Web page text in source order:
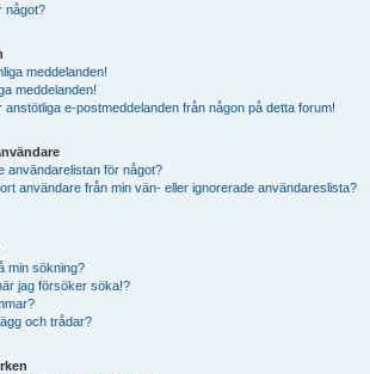
något?
meddelanden!
meddelanden!
e-postmeddelanden från någon på detta forum!
användarelistan för något?
användare från min vän- eller ignorerade användareslista?
min sökning?
jag försöker söka!?
och trådar?